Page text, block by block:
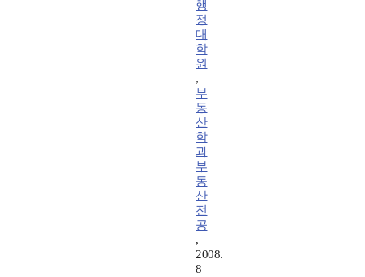
행
정
대
학
원
,
부
동
산
학
과
부
동
산
전
공
,
2008.
8